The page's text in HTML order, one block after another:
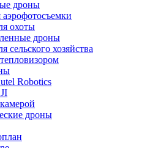
дроны
охоты
дроны
сельского хозяйства
Robotics
дроны